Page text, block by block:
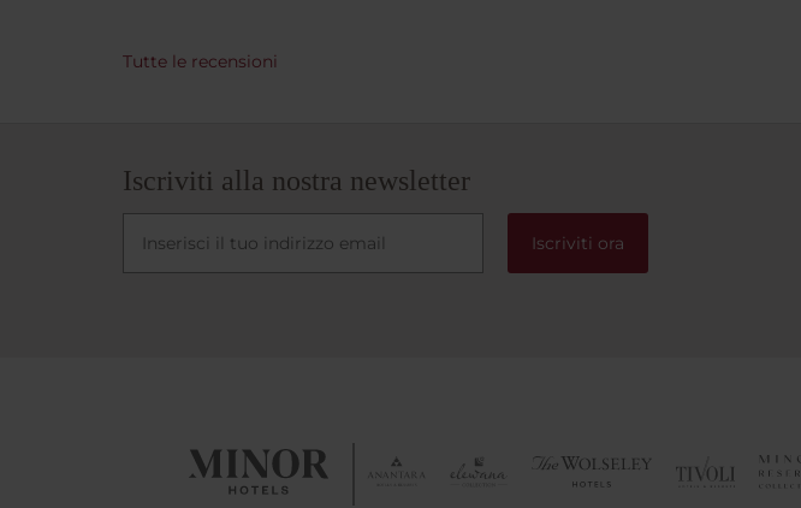
molto spazioso e comodo. L'hotel
fornisce su richiesta i teli per la
piscina (gratuitamente), che è
Tutte le recensioni
Iscriviti alla nostra newsletter
Iscriviti ora